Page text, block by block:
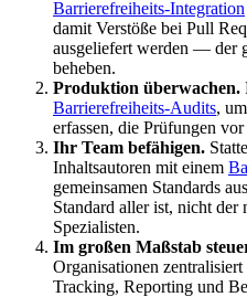
Barrierefreiheits-Integration
damit Verstöße bei Pull
ausgeliefert werden — der
beheben.
Produktion überwachen.
Barrierefreiheits-Audits,
erfassen, die Prüfungen
Ihr Team befähigen.
Inhaltsautoren mit einem
gemeinsamen Standards
Standard aller ist, nicht der
Spezialisten.
Im großen Maßstab
Organisationen
Tracking, Reporting und